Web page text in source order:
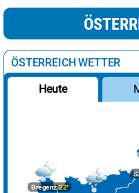
ÖSTERREICH WETTER
Heute
Bregenz22°